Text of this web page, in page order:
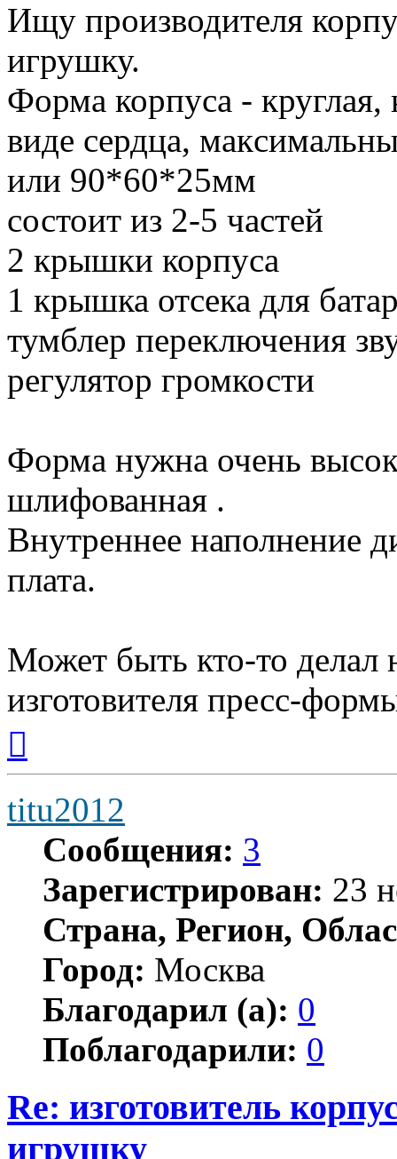
Ищу производителя
игрушку.
Форма корпуса - круглая,
виде сердца,
или 90*60*25мм
состоит из 2-5 частей
2 крышки корпуса
1 крышка отсека для
тумблер переключения
регулятор громкости
Форма нужна очень
шлифованная .
Внутреннее наполнение
плата.
Может быть кто-то
изготовителя пресс-
началу
titu2012
Сообщения: 3
Зарегистрирован: 23
Страна, Регион,
Город: Москва
Благодарил (а): 0
Поблагодарили: 0
Re: изготовитель
игрушку